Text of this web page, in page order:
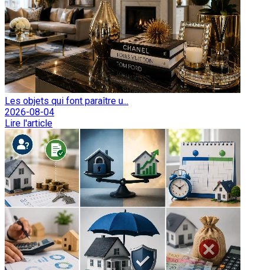
Les objets qui font paraître u...
2026-08-04
Lire l'article